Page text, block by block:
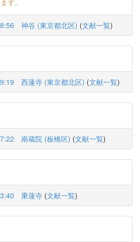
す。
神谷 (東京都北区) (文献一覧)
西蓮寺 (東京都北区) (文献一覧)
南蔵院 (板橋区) (文献一覧)
乗蓮寺 (文献一覧)